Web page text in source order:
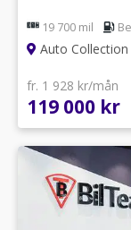
19 700 mil
Auto Collection
fr. 1 928 kr/mån
119 000 kr